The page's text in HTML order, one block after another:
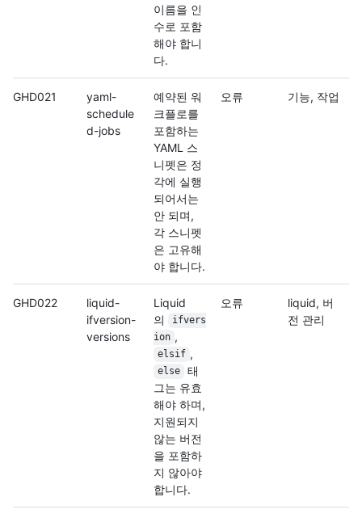
이름을 인
수로 포함
해야 합니
다.
GHD021
yaml-
schedule
d-jobs
예약된 워
크플로를
포함하는
YAML 스
니펫은 정
각에 실행
되어서는
안 되며,
각 스니펫
은 고유해
야 합니다.
오류 기능, 작업
GHD022
liquid-
ifversion-
versions
Liquid
의
ifvers
ion ,
elsif ,
else
태
그는 유효
해야 하며,
지원되지
않는 버전
을 포함하
지 않아야
합니다.
오류
liquid, 버
전 관리